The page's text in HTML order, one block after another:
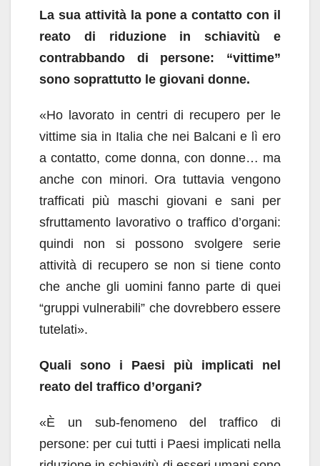
La sua attività la pone a contatto con il
reato di riduzione in schiavitù e
contrabbando di persone: “vittime”
sono soprattutto le giovani donne.
«Ho lavorato in centri di recupero per le
vittime sia in Italia che nei Balcani e lì ero
a contatto, come donna, con donne… ma
anche con minori. Ora tuttavia vengono
trafficati più maschi giovani e sani per
sfruttamento lavorativo o traffico d’organi:
quindi non si possono svolgere serie
attività di recupero se non si tiene conto
che anche gli uomini fanno parte di quei
“gruppi vulnerabili” che dovrebbero essere
tutelati».
Quali sono i Paesi più implicati nel
reato del traffico d’organi?
«È un sub-fenomeno del traffico di
persone: per cui tutti i Paesi implicati nella